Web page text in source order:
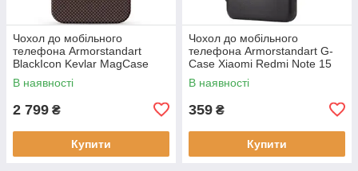
Чохол до мобільного
телефона Armorstandart
BlackIcon Kevlar MagCase
Apple iPhone 17 Sunset
(ARM90153)
В наявності
2 799 ₴
Купити
Чохол до мобільного
телефона Armorstandart G-
Case Xiaomi Redmi Note 15
4G Black (ARM89695)
В наявності
359 ₴
Купити